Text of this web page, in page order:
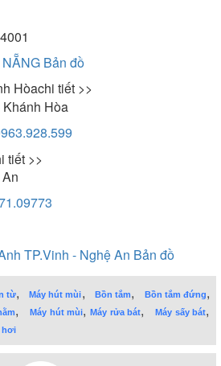
NẴNG Bản đồ
Hòachi tiết >>
Hòa
tiết >>
TP.Vinh - Nghệ An Bản đồ
từ,Máy hút mùi, Bồn tắm, Bồn tắm đứng,
,Máy hút mùi,Máy rửa bát,Máy sấy bát,
hơi